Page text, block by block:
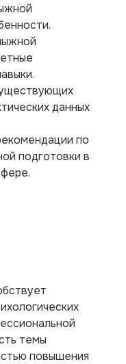
данных
по
подготовки в
темы
повышения